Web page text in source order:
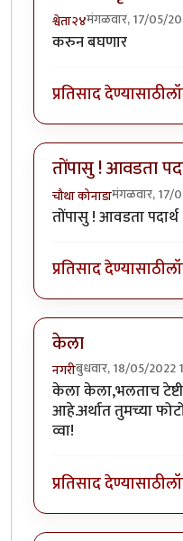
श्वेता२४मंगळवार, 17/05/
करुन बघणार
प्रतिसाद देण्यासाठी
तोंपासु ! आवडता
चौथा कोनाडामंगळवार, 17/
तोंपासु ! आवडता पदार्थ
प्रतिसाद देण्यासाठी
केला
नगरीबुधवार, 18/05/2022
केला केला,भलताच
आहे.अर्थात तुमच्या
व्वा!
प्रतिसाद देण्यासाठी